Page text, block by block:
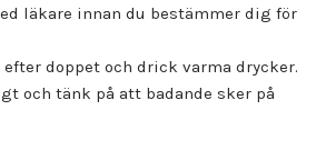
läkare innan du bestämmer dig för
doppet och drick varma drycker.
och tänk på att badande sker på